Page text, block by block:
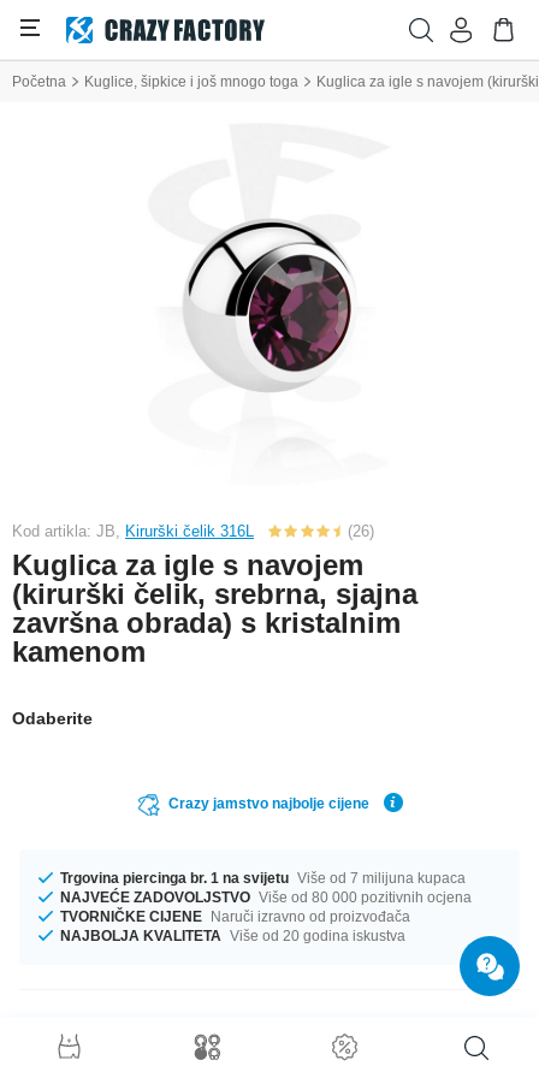
Početna Kuglice, šipkice i još mnogo toga Kuglica za igle s navojem
Kod artikla: JB, Kirurški čelik 316L (26)
Kuglica za igle s navojem
(kirurški čelik, srebrna, sjajna
završna obrada) s kristalnim
kamenom
Odaberite
Crazy jamstvo najbolje cijene
Trgovina piercinga br. 1 na svijetu Više od 7 milijuna kupaca
NAJVEĆE ZADOVOLJSTVO Više od 80 000 pozitivnih ocjena
TVORNIČKE CIJENE Naruči izravno od proizvođača
NAJBOLJA KVALITETA Više od 20 godina iskustva
Detalji o proizvodu